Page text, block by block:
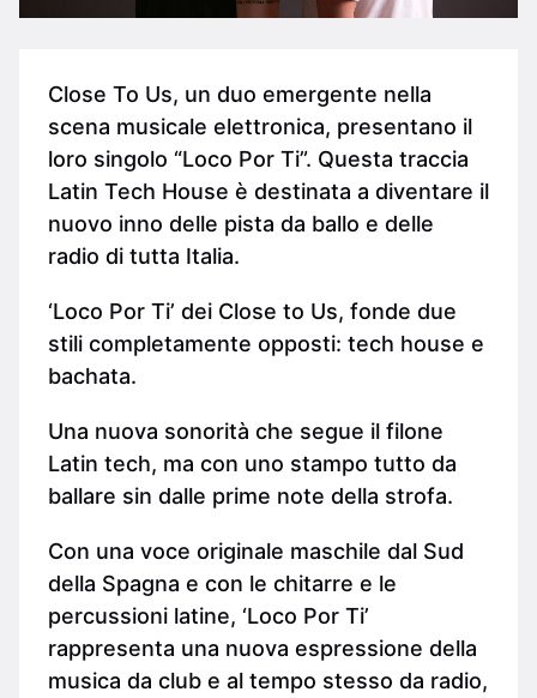
Close To Us, un duo emergente nella
scena musicale elettronica, presentano il
loro singolo “Loco Por Ti”. Questa traccia
Latin Tech House è destinata a diventare il
nuovo inno delle pista da ballo e delle
radio di tutta Italia.
‘Loco Por Ti’ dei Close to Us, fonde due
stili completamente opposti: tech house e
bachata.
Una nuova sonorità che segue il filone
Latin tech, ma con uno stampo tutto da
ballare sin dalle prime note della strofa.
Con una voce originale maschile dal Sud
della Spagna e con le chitarre e le
percussioni latine, ‘Loco Por Ti’
rappresenta una nuova espressione della
musica da club e al tempo stesso da radio,